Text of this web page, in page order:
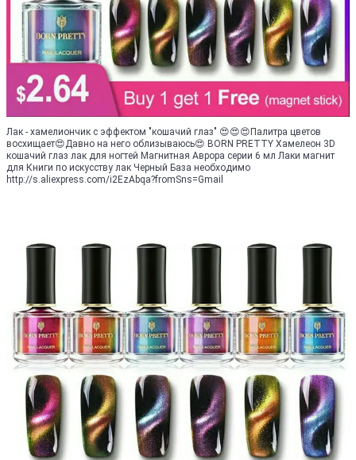
Лак - хамелиончик с эффектом "кошачий глаз" 😍😍😍Палитра цветов
восхищает😍Давно на него облизываюсь😍 BORN PRETTY Хамелеон 3D
кошачий глаз лак для ногтей Магнитная Аврора серии 6 мл Лаки магнит
для Книги по искусству лак Черный База необходимо
http://s.aliexpress.com/i2EzAbqa?fromSns=Gmail